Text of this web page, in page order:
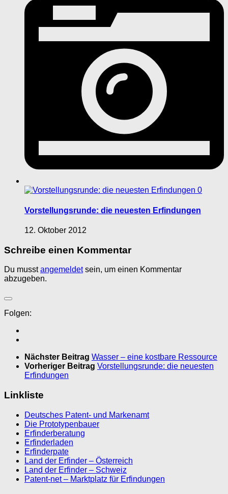
0
Vorstellungsrunde: die neuesten Erfindungen
12. Oktober 2012
Schreibe einen Kommentar
Du musstangemeldetsein, um einen Kommentar
abzugeben.
Folgen:
Nächster Beitrag Wasser – eine kostbare Ressource
Vorheriger Beitrag Vorstellungsrunde: die neuesten
Erfindungen
Linkliste
Deutsches Patent- und Markenamt
Die Prototypenbauer
Erfinderberatung
Erfinderladen
Erfinderpate
Land der Erfinder – Österreich
Land der Erfinder – Schweiz
Patent-net – Marktplatz für Erfindungen